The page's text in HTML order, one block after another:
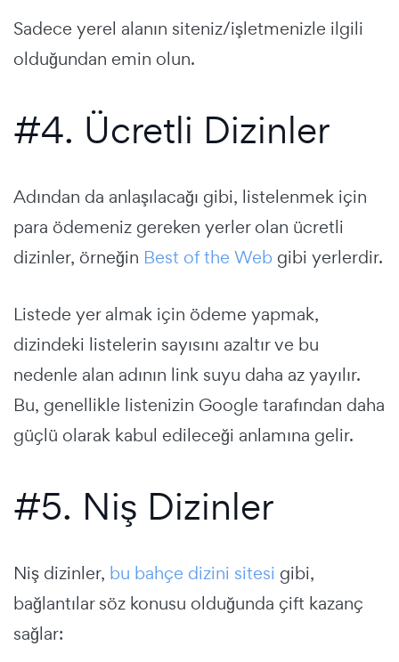
Sadece yerel alanın siteniz/işletmenizle ilgili
olduğundan emin olun.
#4. Ücretli Dizinler
Adından da anlaşılacağı gibi, listelenmek için
para ödemeniz gereken yerler olan ücretli
dizinler, örneğin Best of the Web gibi yerlerdir.
Listede yer almak için ödeme yapmak,
dizindeki listelerin sayısını azaltır ve bu
nedenle alan adının link suyu daha az yayılır.
Bu, genellikle listenizin Google tarafından daha
güçlü olarak kabul edileceği anlamına gelir.
#5. Niş Dizinler
Niş dizinler, bu bahçe dizini sitesi gibi,
bağlantılar söz konusu olduğunda çift kazanç
sağlar: